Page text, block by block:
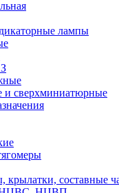
лампы
сверхминиатюрные
составные